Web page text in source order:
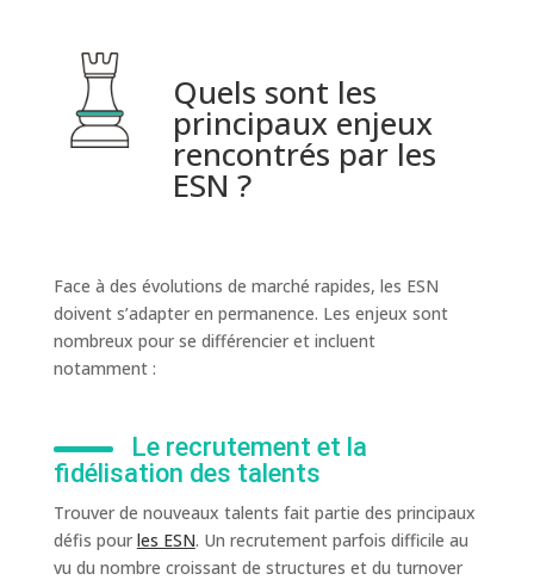
Quels sont les
principaux enjeux
rencontrés par les
ESN ?
Face à des évolutions de marché rapides, les ESN
doivent s’adapter en permanence. Les enjeux sont
nombreux pour se différencier et incluent
notamment :
Le recrutement et la
fidélisation des talents
Trouver de nouveaux talents fait partie des principaux
défis pour les ESN. Un recrutement parfois difficile au
vu du nombre croissant de structures et du turnover